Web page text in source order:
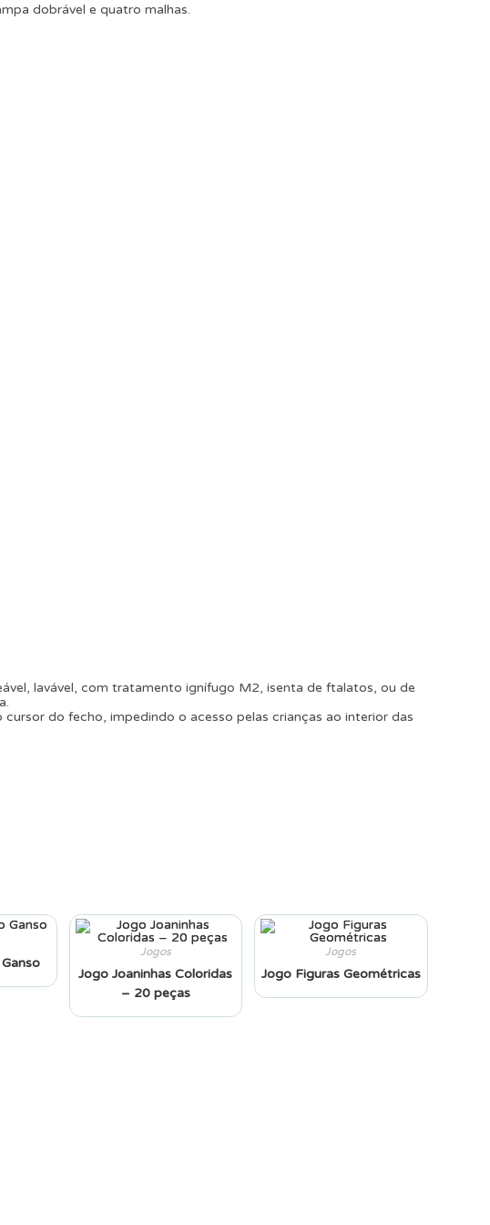
dobrável e quatro malhas.
lavável, com tratamento ignífugo M2, isenta de ftalatos, ou de
do fecho, impedindo o acesso pelas crianças ao interior das
Jogos
Jogo Joaninhas Coloridas
– 20 peças
Jogos
Jogo Figuras Geométricas